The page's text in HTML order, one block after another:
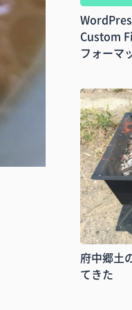
Custom
フォーマ
府中郷土
てきた